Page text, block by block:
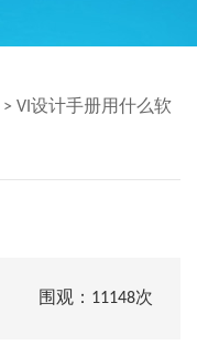
> VI设计手册用什么软
围观：11148次